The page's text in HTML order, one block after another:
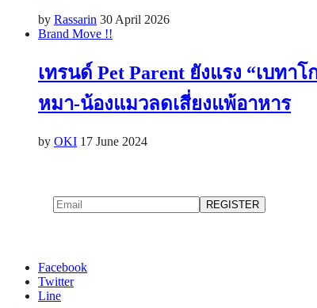
by Rassarin 30 April 2026
Brand Move !!
เทรนด์ Pet Parent ยังแรง “เบทา
หมา-น้องแมวลดเสี่ยงแพ้อาหาร
by OKI 17 June 2024
Facebook
Twitter
Line